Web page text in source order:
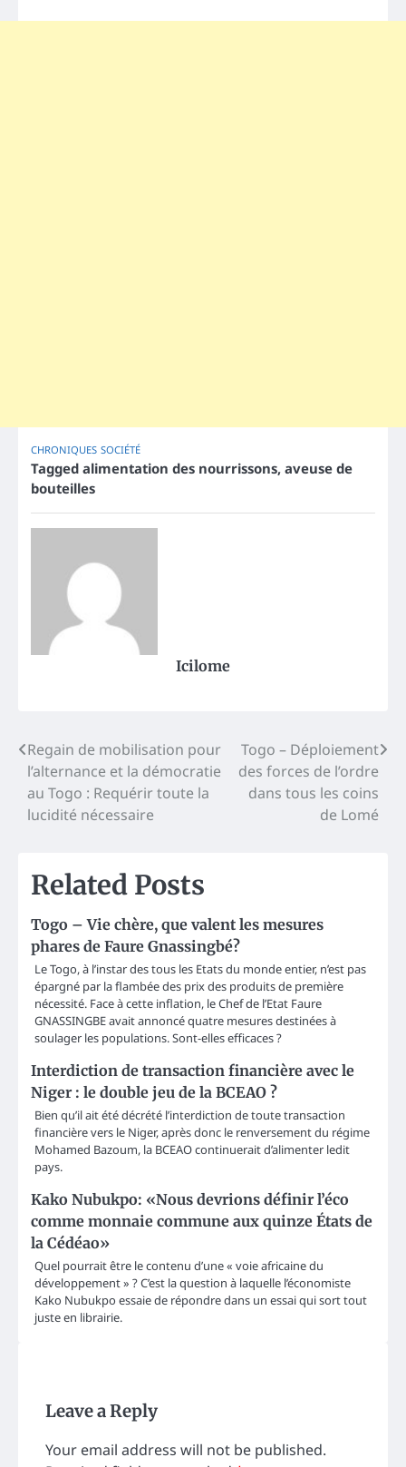
CHRONIQUES SOCIÉTÉ
Tagged alimentation des nourrissons, aveuse de
bouteilles
Icilome
Post
navigation
Regain de mobilisation pour
l’alternance et la démocratie
au Togo : Requérir toute la
lucidité nécessaire
Togo – Déploiement
des forces de l’ordre
dans tous les coins
de Lomé
Related Posts
Togo – Vie chère, que valent les mesures
phares de Faure Gnassingbé?
Le Togo, à l’instar des tous les Etats du monde entier, n’est pas
épargné par la flambée des prix des produits de première
nécessité. Face à cette inflation, le Chef de l’Etat Faure
GNASSINGBE avait annoncé quatre mesures destinées à
soulager les populations. Sont-elles efficaces ?
Interdiction de transaction financière avec le
Niger : le double jeu de la BCEAO ?
Bien qu’il ait été décrété l’interdiction de toute transaction
financière vers le Niger, après donc le renversement du régime
Mohamed Bazoum, la BCEAO continuerait d’alimenter ledit
pays.
Kako Nubukpo: «Nous devrions définir l’éco
comme monnaie commune aux quinze États de
la Cédéao»
Quel pourrait être le contenu d’une « voie africaine du
développement » ? C’est la question à laquelle l’économiste
Kako Nubukpo essaie de répondre dans un essai qui sort tout
juste en librairie.
Leave a Reply
Your email address will not be published.